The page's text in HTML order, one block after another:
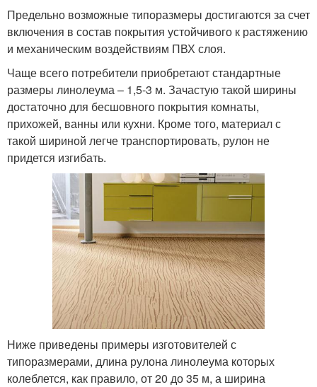
Предельно возможные типоразмеры достигаются за счет
включения в состав покрытия устойчивого к растяжению
и механическим воздействиям ПВХ слоя.
Чаще всего потребители приобретают стандартные
размеры линолеума – 1,5-3 м. Зачастую такой ширины
достаточно для бесшовного покрытия комнаты,
прихожей, ванны или кухни. Кроме того, материал с
такой шириной легче транспортировать, рулон не
придется изгибать.
Ниже приведены примеры изготовителей с
типоразмерами, длина рулона линолеума которых
колеблется, как правило, от 20 до 35 м, а ширина